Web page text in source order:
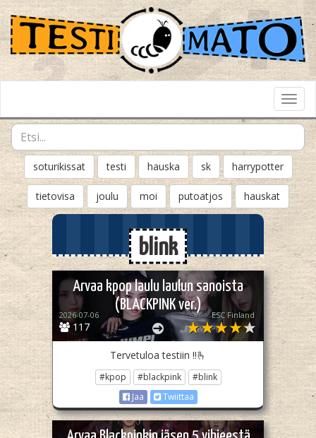
soturikissat testi hauska sk harrypotter
tietovisa joulu moi putoatjos hauskat
blink
Arvaa kpop laulu laulun sanoista
(BLACKPINK ver.)
117
2026-07-06 ESC Finland
Tervetuloa testiin !!🫰
#kpop #blackpink
#blink
Jaa
Twiittaa